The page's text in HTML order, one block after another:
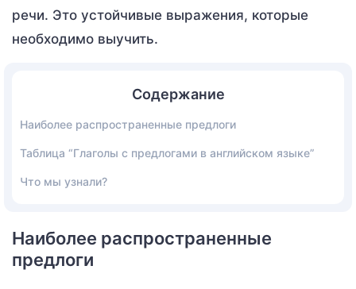
речи. Это устойчивые выражения, которые
необходимо выучить.
Содержание
Наиболее распространенные предлоги
Таблица “Глаголы с предлогами в английском языке”
Что мы узнали?
Наиболее распространенные
предлоги